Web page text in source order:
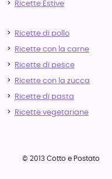
Ricette Estive
Ricette di pollo
Ricette con la carne
Ricette di pesce
Ricette con la zucca
Ricette di pasta
Ricette vegetariane
© 2013 Cotto e Postato